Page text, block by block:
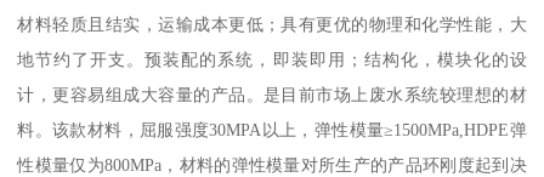
材料轻质且结实，运输成本更低；具有更优的物理和化学性能，大
地节约了开支。预装配的系统，即装即用；结构化，模块化的设
计，更容易组成大容量的产品。是目前市场上废水系统较理想的材
料。该款材料，屈服强度30MPA以上，弹性模量≥1500MPa,HDPE弹
性模量仅为800MPa，材料的弹性模量对所生产的产品环刚度起到决